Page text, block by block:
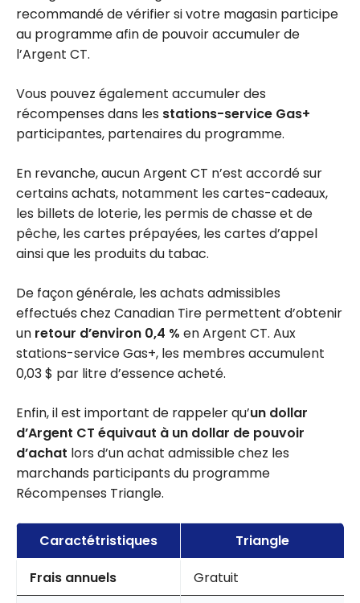
recommandé de vérifier si votre magasin participe
au programme afin de pouvoir accumuler de
l’Argent CT.
Vous pouvez également accumuler des
récompenses dans les stations-service Gas+
participantes, partenaires du programme.
En revanche, aucun Argent CT n’est accordé sur
certains achats, notamment les cartes-cadeaux,
les billets de loterie, les permis de chasse et de
pêche, les cartes prépayées, les cartes d’appel
ainsi que les produits du tabac.
De façon générale, les achats admissibles
effectués chez Canadian Tire permettent d’obtenir
un retour d’environ 0,4 % en Argent CT. Aux
stations-service Gas+, les membres accumulent
0,03 $ par litre d’essence acheté.
Enfin, il est important de rappeler qu’un dollar
d’Argent CT équivaut à un dollar de pouvoir
d’achat lors d’un achat admissible chez les
marchands participants du programme
Récompenses Triangle.
Caractétristiques
Triangle
Frais annuels
Gratuit